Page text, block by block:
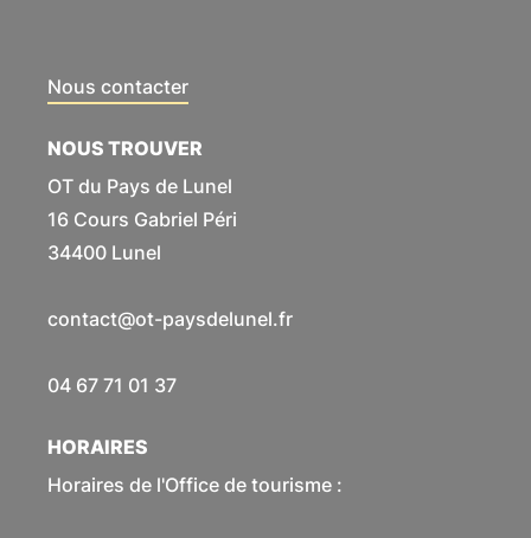
Nous contacter
NOUS TROUVER
OT du Pays de Lunel
16 Cours Gabriel Péri
34400 Lunel
contact@ot-paysdelunel.fr
04 67 71 01 37
HORAIRES
Horaires de l'Office de tourisme :